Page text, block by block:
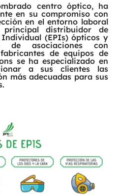
centro óptico, ha
en su compromiso con
en el entorno laboral
distribuidor de
(EPIs) ópticos y
de asociaciones con
de equipos de
se ha especializado en
a sus clientes las
más adecuadas para sus